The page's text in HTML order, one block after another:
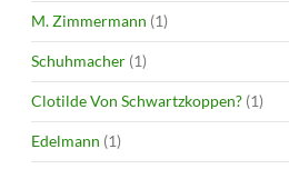
M. Zimmermann (1)
Schuhmacher (1)
Clotilde Von Schwartzkoppen? (1)
Edelmann (1)